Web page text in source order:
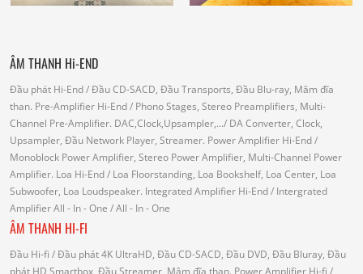
ÂM THANH Hi-END
Đầu phát Hi-End/ Đầu CD-SACD, Đầu Transports, Đầu Blu-ray, Mâm đĩa
than. Pre-Amplifier Hi-End/ Phono Stages, Stereo Preamplifiers, Multi-
Channel Pre-Amplifier. DAC,Clock,Upsampler,.../ DA Converter, Clock,
Upsampler, Đầu Network Player, Streamer. Power Amplifier Hi-End/
Monoblock Power Amplifier, Stereo Power Amplifier, Multi-Channel Power
Amplifier. Loa Hi-End/ Loa Floorstanding, Loa Bookshelf, Loa Center, Loa
Subwoofer, Loa Loudspeaker. Integrated Amplifier Hi-End/ Intergrated
AmplifierAll - In - One / All - In - One
ÂM THANH HI-FI
Đầu Hi-fi / Đầu phát 4K UltraHD, Đầu CD-SACD, Đầu DVD, Đầu Bluray, Đầu
phát HD,Smartbox, Đầu Streamer, Mâm đĩa than. Power Amplifier Hi-fi /